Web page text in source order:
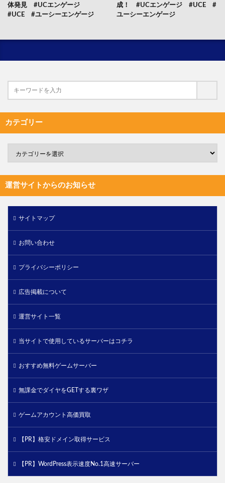
体発見 #UCエンゲージ
#UCE #ユーシーエンゲージ
成！ #UCエンゲージ #UCE #
ユーシーエンゲージ
カテゴリー
運営サイトからのお知らせ
サイトマップ
お問い合わせ
プライバシーポリシー
広告掲載について
運営サイト一覧
当サイトで使用しているサーバーはコチラ
おすすめ無料ゲームサーバー
無課金でダイヤをGETする裏ワザ
ゲームアカウント高価買取
【PR】格安ドメイン取得サービス
【PR】WordPress表示速度No.1高速サーバー